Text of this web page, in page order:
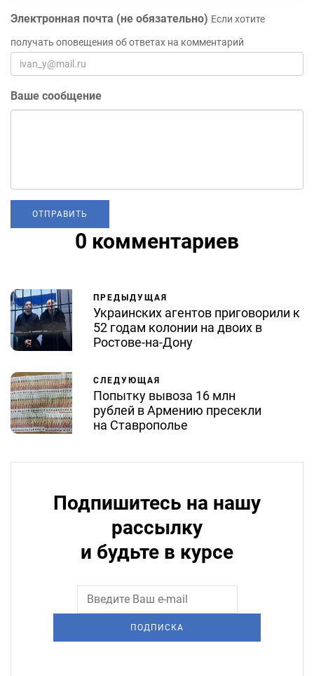
Электронная почта (не обязательно) Если хотите
получать оповещения об ответах на комментарий
Ваше сообщение
0 комментариев
ПРЕДЫДУЩАЯ
Украинских агентов приговорили к
52 годам колонии на двоих в
Ростове-на-Дону
СЛЕДУЮЩАЯ
Попытку вывоза 16 млн
рублей в Армению пресекли
на Ставрополье
Подпишитесь на нашу
рассылку
и будьте в курсе
ПОДПИСКА